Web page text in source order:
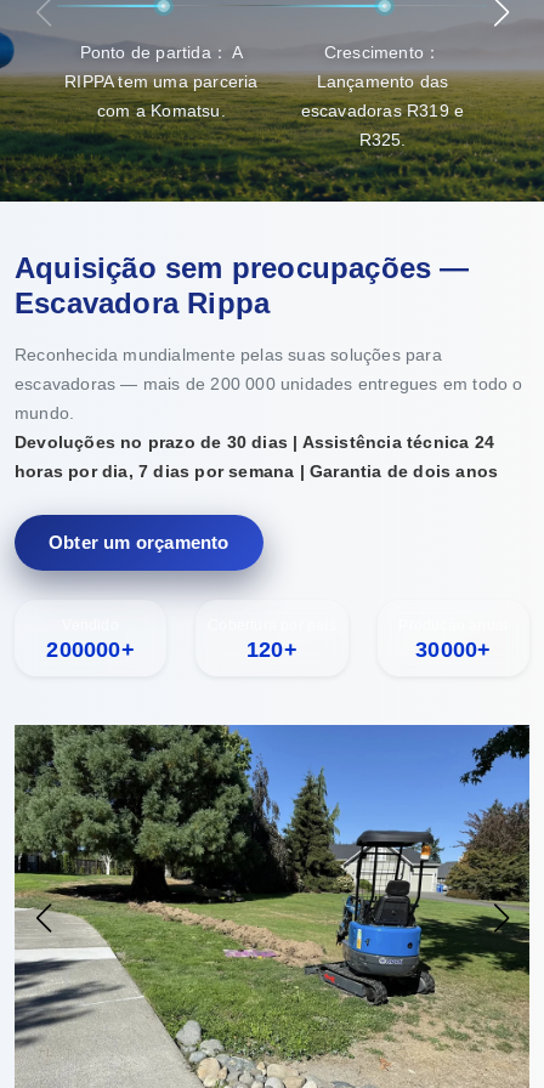
Ponto de partida： A
RIPPA tem uma parceria
com a Komatsu.
Crescimento：
Lançamento das
escavadoras R319 e
R325.
Aquisição sem preocupações —
Escavadora Rippa
Reconhecida mundialmente pelas suas soluções para
escavadoras — mais de 200 000 unidades entregues em todo o
mundo.
Devoluções no prazo de 30 dias | Assistência técnica 24
horas por dia, 7 dias por semana | Garantia de dois anos
Obter um orçamento
200000+ 120+ 30000+